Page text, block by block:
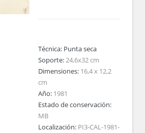
Técnica: Punta seca
Soporte:24,6x32 cm
Dimensiones: 16,4 x 12,2
cm
Año: 1981
Estado de conservación:
MB
Localización: PI3-CAL-1981-